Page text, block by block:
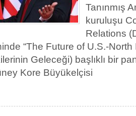
Tanınmış
kuruluşu
Relations
“The Future of U.S.-
Geleceği) başlıklı bir
Kore Büyükelçisi